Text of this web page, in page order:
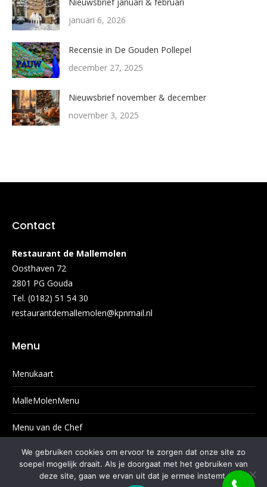
januari 6, 2026
Recensie in De Gouden Pollepel
december 27, 2025
Nieuwsbrief november & december
november 3, 2025
Contact
Restaurant de Mallemolen
Oosthaven 72
2801 PG Gouda
Tel. (0182) 51 54 30
restaurantdemallemolen@kpnmail.nl
Menu
Menukaart
MalleMolenMenu
Menu van de Chef
Wijnkaart
Dessert- en koffiekaart
We gebruiken cookies om ervoor te zorgen dat onze site zo
soepel mogelijk draait. Als je doorgaat met het gebruiken van
deze site, gaan we ervan uit dat je ermee instemt.